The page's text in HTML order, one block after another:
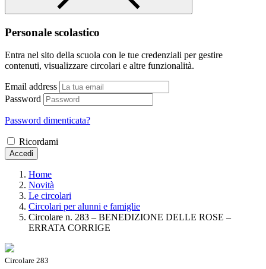
Personale scolastico
Entra nel sito della scuola con le tue credenziali per gestire
contenuti, visualizzare circolari e altre funzionalità.
Email address
Password
Password dimenticata?
Ricordami
Accedi
Home
Novità
Le circolari
Circolari per alunni e famiglie
Circolare n. 283 – BENEDIZIONE DELLE ROSE –
ERRATA CORRIGE
Circolare 283